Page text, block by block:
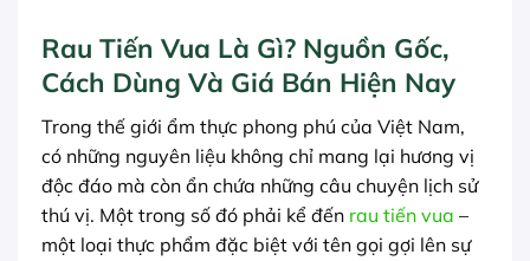
Rau Tiến Vua Là Gì? Nguồn Gốc,
Cách Dùng Và Giá Bán Hiện Nay
Trong thế giới ẩm thực phong phú của Việt Nam,
có những nguyên liệu không chỉ mang lại hương vị
độc đáo mà còn ẩn chứa những câu chuyện lịch sử
thú vị. Một trong số đó phải kể đến rau tiến vua –
một loại thực phẩm đặc biệt với tên gọi gợi lên sự